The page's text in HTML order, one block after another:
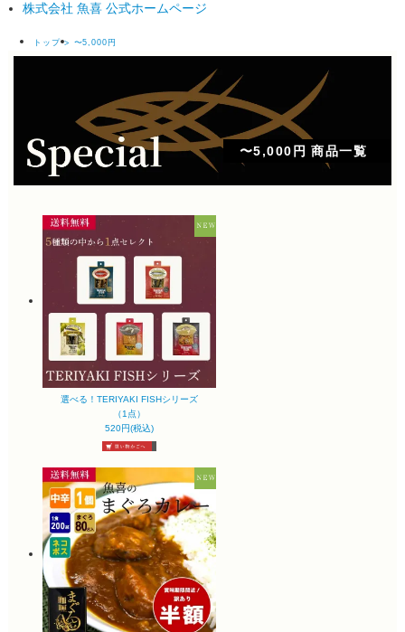
株式会社 魚喜 公式ホームページ
トップ 〜5,000円
〜5,000円 商品一覧
選べる！TERIYAKI FISHシリーズ
（1点）
520円(税込)